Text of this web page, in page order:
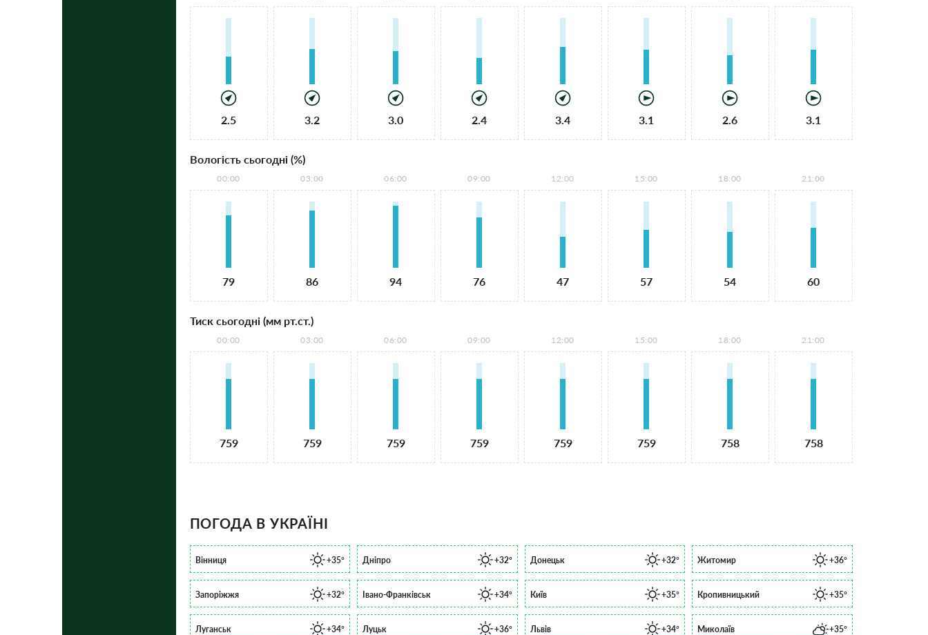
2.5 3.2 3.0 2.4 3.4 3.1 2.6 3.1
Вологість сьогодні (%)
00:00
79
03:00
86
06:00
94
09:00
76
12:00
47
15:00
57
18:00
54
21:00
60
Тиск сьогодні (мм рт.ст.)
00:00
759
03:00
759
06:00
759
09:00
759
12:00
759
15:00
759
18:00
758
21:00
758
ПОГОДА В УКРАЇНІ
Вінниця +35° Дніпро +32° Донецьк +32° Житомир +36°
Запоріжжя +32° Івано-Франківськ +34° Київ +35° Кропивницький +35°
Луганськ +34° Луцьк +36° Львів +34° Миколаїв +35°